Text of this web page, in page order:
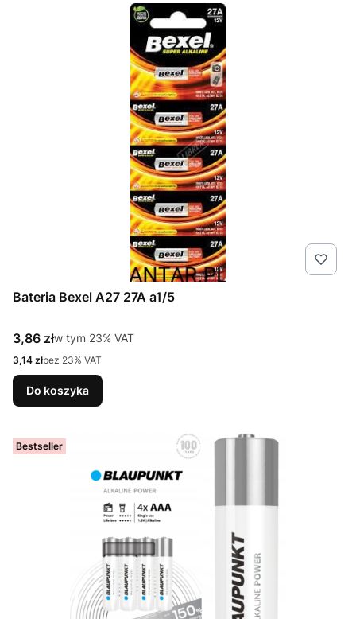
Bateria Bexel A27 27A a1/5
Cena brutto
3,86 złw tym %s VAT
w tym 23% VAT
Cena netto
3,14 złbez 23% VAT
Do koszyka
Bestseller